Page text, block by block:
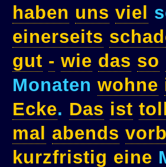
haben uns viel
einerseits
gut - wie das so
Monaten wohne
Ecke. Das ist
mal abends
kurzfristig eine